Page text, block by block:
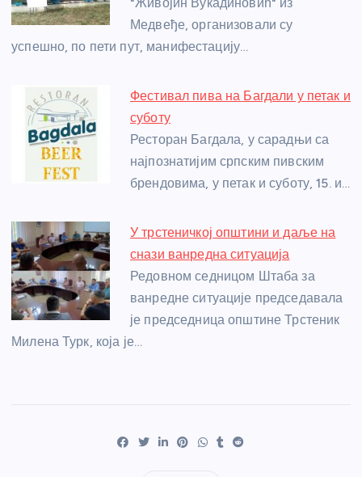
o
k
er
p
Медвеђе, организовали су
успешно, по пети пут, манифестацију…
Фестивал пива на Багдали у петак и
суботу
Ресторан Багдала, у сарадњи са
најпознатијим српским пивским
брендовима, у петак и суботу, 15. и…
У трстеничкој општини и даље на
снази ванредна ситуација
Редовном седницом Штаба за
ванредне ситуације председавала
је председница општине Трстеник
Милена Турк, која је…